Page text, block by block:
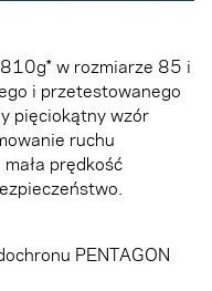
w rozmiarze 85 i
i przetestowanego
pięciokątny wzór
ruchu
prędkość
PENTAGON